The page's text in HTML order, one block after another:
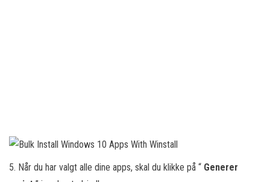
5. Når du har valgt alle dine apps, skal du klikke på “ Generer